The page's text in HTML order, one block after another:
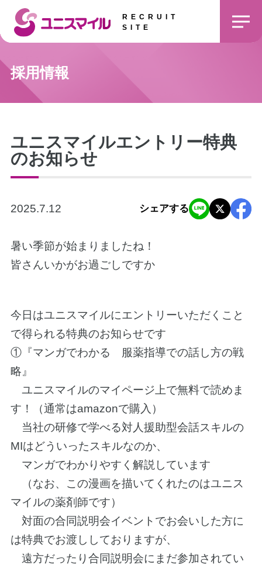
RECRUIT
SITE
採用情報
ユニスマイルエントリー特典
のお知らせ
2025.7.12 シェアする
暑い季節が始まりましたね！
皆さんいかがお過ごしですか
今日はユニスマイルにエントリーいただくこと
で得られる特典のお知らせです
①『マンガでわかる 服薬指導での話し方の戦
略』
ユニスマイルのマイページ上で無料で読めま
す！（通常はamazonで購入）
当社の研修で学べる対人援助型会話スキルの
MIはどういったスキルなのか、
マンガでわかりやすく解説しています
（なお、この漫画を描いてくれたのはユニス
マイルの薬剤師です）
対面の合同説明会イベントでお会いした方に
は特典でお渡ししておりますが、
遠方だったり合同説明会にまだ参加されてい